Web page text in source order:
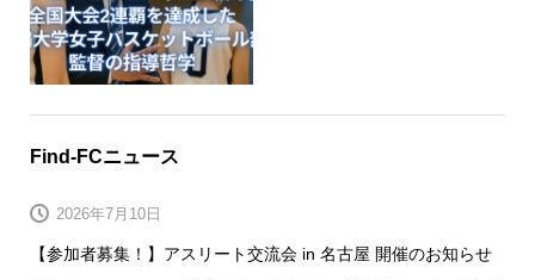
Find-FCニュース
【参加者募集！】アスリート交流会 in 名古屋 開催のお知らせ
2026年7月10日